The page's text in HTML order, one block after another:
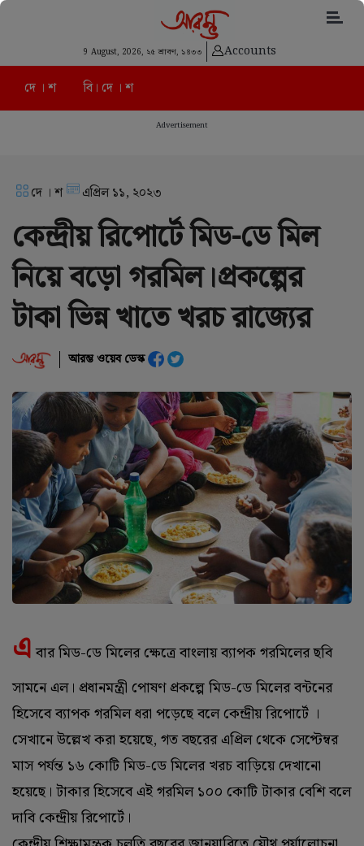
9 August, 2026, ২৫ শ্রাবণ, ১৪৩৩ Accounts
দে । শ বি। দে । শ
Advertisement
দে । শ এপ্রিল ১১, ২০২৩
কেন্দ্রীয় রিপোর্টে মিড-ডে মিল
নিয়ে বড়ো গরমিল।প্রকল্পের
টাকা ভিন্ন খাতে খরচ রাজ্যের
আরম্ভ ওয়েব ডেস্ক
এ বার মিড-ডে মিলের ক্ষেত্রে বাংলায় ব্যাপক গরমিলের ছবি
সামনে এল। প্রধানমন্ত্রী পোষণ প্রকল্পে মিড-ডে মিলের বন্টনের
হিসেবে ব্যাপক গরমিল ধরা পড়েছে বলে কেন্দ্রীয় রিপোর্টে ।
সেখানে উল্লেখ করা হয়েছে, গত বছরের এপ্রিল থেকে সেপ্টেম্বর
মাস পর্যন্ত ১৬ কোটি মিড-ডে মিলের খরচ বাড়িয়ে দেখানো
হয়েছে। টাকার হিসেবে এই গরমিল ১০০ কোটি টাকার বেশি বলে
দাবি কেন্দ্রীয় রিপোর্টে।